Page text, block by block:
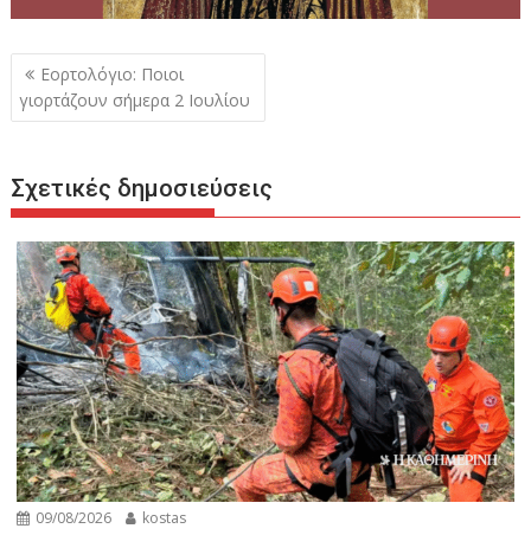
Πλοήγηση
άρθρων
Εορτολόγιο: Ποιοι
γιορτάζουν σήμερα 2 Ιουλίου
Σχετικές δημοσιεύσεις
09/08/2026 kostas